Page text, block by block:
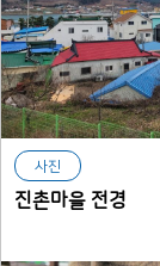
사진
진촌마을 전경